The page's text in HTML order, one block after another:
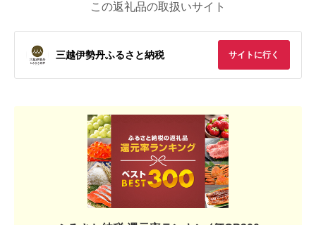
この返礼品の取扱いサイト
三越伊勢丹ふるさと納税 サイトに行く